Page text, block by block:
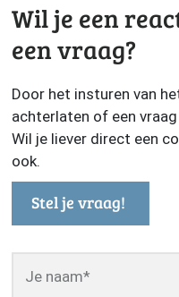
Wil je een
een vraag?
Door het insturen van
achterlaten of een
Wil je liever direct een
ook.
Stel je vraag!
Je naam*